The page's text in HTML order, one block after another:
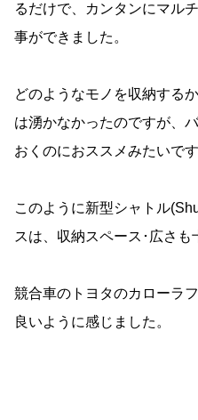
るだけで、カンタンにマル
事ができました。
どのようなモノを収納する
は湧かなかったのですが、
おくのにおススメみたいです
このように新型シャトル
スは、収納スペース･広さも
競合車のトヨタのカローラ
良いように感じました。